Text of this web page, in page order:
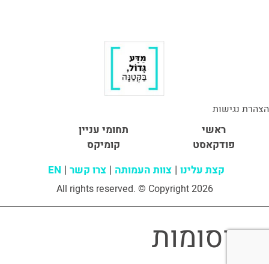
הצהרת נגישות
ראשי
תחומי עניין
פודקאסט
קומיקס
קצת עלינו צוות העמותה צרו קשר EN
All rights reserved. © Copyright 2026
פרסומות